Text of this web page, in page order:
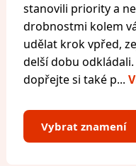
stanovili priority a
drobnostmi kolem
udělat krok vpřed,
delší dobu
dopřejte si také p...
Vybrat znamení